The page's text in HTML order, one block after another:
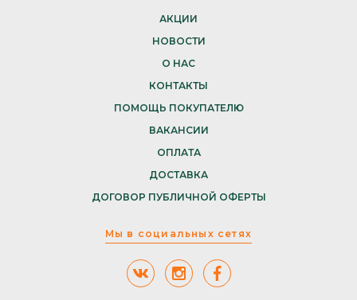
АКЦИИ
НОВОСТИ
О НАС
КОНТАКТЫ
ПОМОЩЬ ПОКУПАТЕЛЮ
ВАКАНСИИ
ОПЛАТА
ДОСТАВКА
ДОГОВОР ПУБЛИЧНОЙ ОФЕРТЫ
Мы в социальных сетях